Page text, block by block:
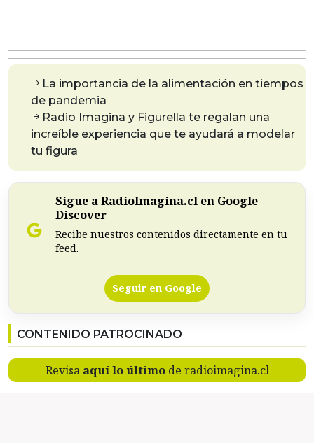
La importancia de la alimentación en tiempos
de pandemia
Radio Imagina y Figurella te regalan una
increíble experiencia que te ayudará a modelar
tu figura
Sigue a RadioImagina.cl en Google
Discover
Recibe nuestros contenidos directamente en tu
feed.
Seguir en Google
CONTENIDO PATROCINADO
Revisa aquí lo últimode radioimagina.cl